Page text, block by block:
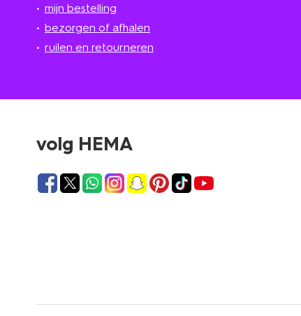
mijn bestelling
bezorgen of afhalen
ruilen en retourneren
volg HEMA